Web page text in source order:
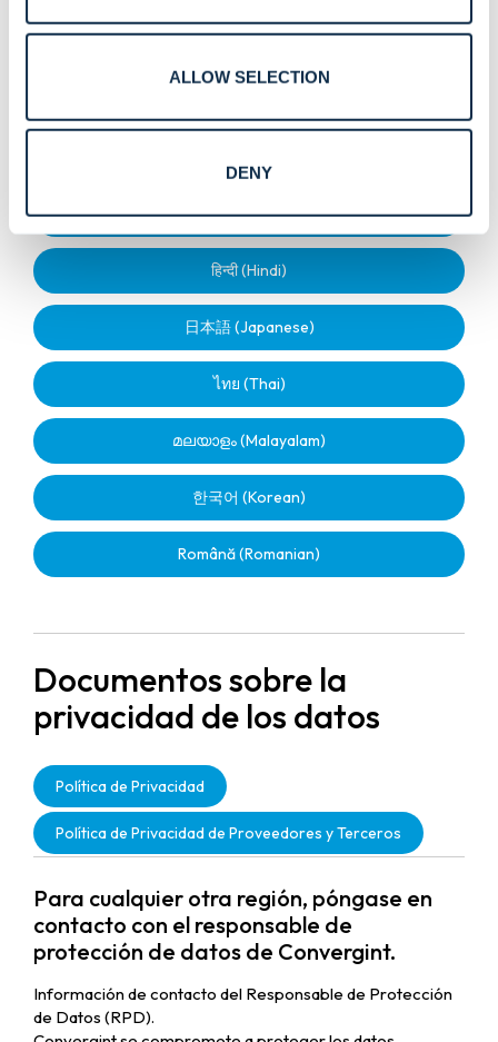
ALLOW SELECTION
DENY
اردو (Urdu)
हिन्दी (Hindi)
日本語 (Japanese)
ไทย (Thai)
മലയാളം (Malayalam)
한국어 (Korean)
Română (Romanian)
Documentos sobre la
privacidad de los datos
Política de Privacidad
Política de Privacidad de Proveedores y Terceros
Para cualquier otra región, póngase en
contacto con el responsable de
protección de datos de Convergint.
Información de contacto del Responsable de Protección
de Datos (RPD).